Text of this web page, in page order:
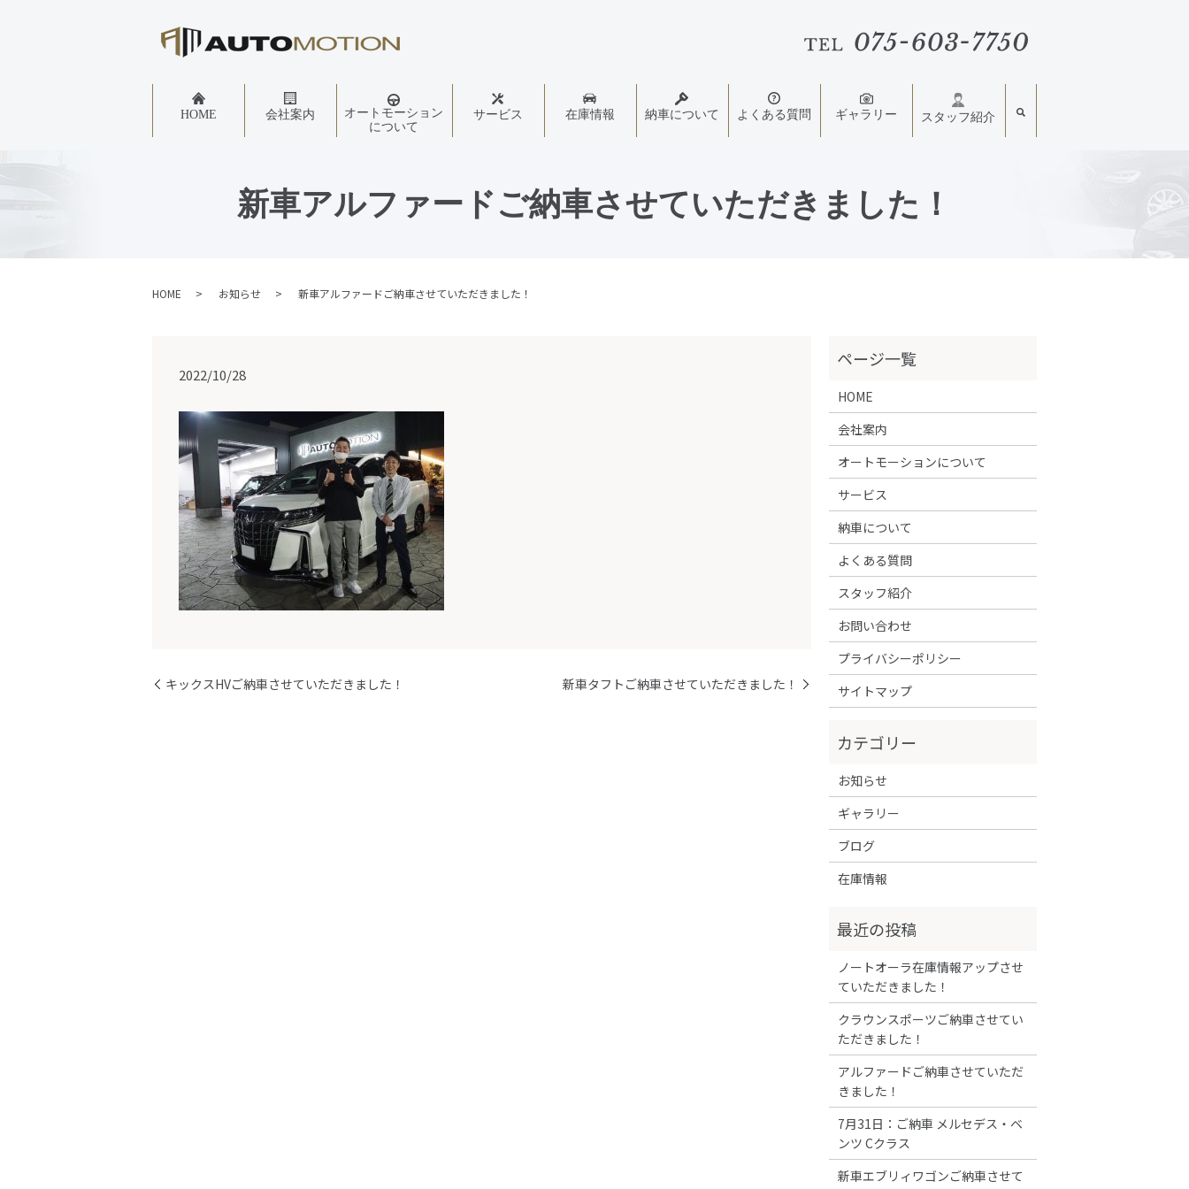
HOME 会社案内
オートモーション
について
サービス 在庫情報 納車について よくある質問 ギャラリー スタッフ紹介
新車アルファードご納車させていただきました！
HOME お知らせ 新車アルファードご納車させていただきました！
2022/10/28
キックスHVご納車させていただきました！ 新車タフトご納車させていただきました！
HOME
会社案内
オートモーションについて
サービス
納車について
よくある質問
スタッフ紹介
お問い合わせ
プライバシーポリシー
サイトマップ
お知らせ
ギャラリー
ブログ
在庫情報
ノートオーラ在庫情報アップさせ
ていただきました！
クラウンスポーツご納車させてい
ただきました！
アルファードご納車させていただ
きました！
7月31日：ご納車 メルセデス・ベ
ンツ Cクラス
新車エブリィワゴンご納車させて